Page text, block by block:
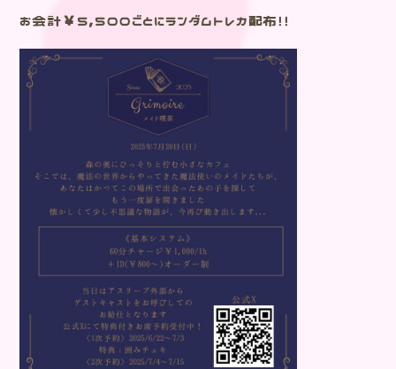
お会計￥5,500ごとにランダムトレカ配布！！